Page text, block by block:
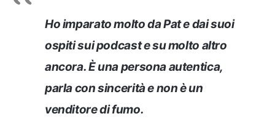
Ho imparato molto da Pat e dai suoi
ospiti sui podcast e su molto altro
ancora. È una persona autentica,
parla con sincerità e non è un
venditore di fumo.